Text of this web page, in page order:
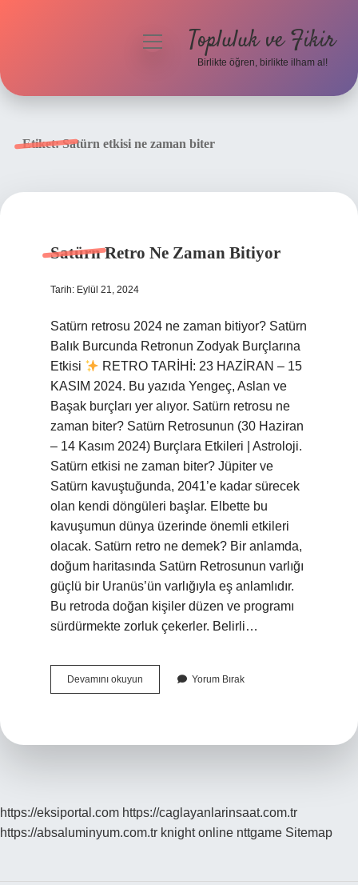
menüyüTopluluk ve Fikir
Birlikte öğren, birlikte ilham al!
Etiket:Satürn etkisi ne zaman biter
Satürn Retro Ne Zaman Bitiyor
Tarih: Eylül 21, 2024
Satürn retrosu 2024 ne zaman bitiyor? Satürn
Balık Burcunda Retronun Zodyak Burçlarına
Etkisi
RETRO TARİHİ: 23 HAZİRAN – 15
KASIM 2024. Bu yazıda Yengeç, Aslan ve
Başak burçları yer alıyor. Satürn retrosu ne
zaman biter? Satürn Retrosunun (30 Haziran
– 14 Kasım 2024) Burçlara Etkileri | Astroloji.
Satürn etkisi ne zaman biter? Jüpiter ve
Satürn kavuştuğunda, 2041’e kadar sürecek
olan kendi döngüleri başlar. Elbette bu
kavuşumun dünya üzerinde önemli etkileri
olacak. Satürn retro ne demek? Bir anlamda,
doğum haritasında Satürn Retrosunun varlığı
güçlü bir Uranüs’ün varlığıyla eş anlamlıdır.
Bu retroda doğan kişiler düzen ve programı
sürdürmekte zorluk çekerler. Belirli…
Devamını okuyun
Retro
Yorum Bırak
https://eksiportal.com https://caglayanlarinsaat.com.tr
https://absaluminyum.com.tr knight online nttgame Sitemap